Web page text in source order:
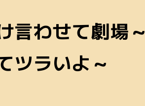
言わせて劇場～
ツラいよ～